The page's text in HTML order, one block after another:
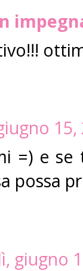
15,
=) e
possa
giugno